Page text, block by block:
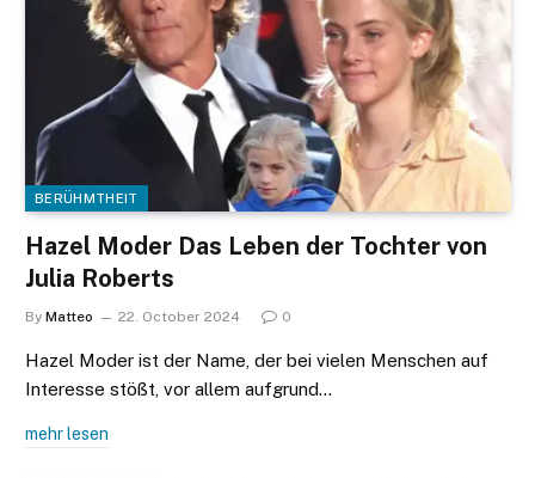
BERÜHMTHEIT
Hazel Moder Das Leben der Tochter von
Julia Roberts
By Matteo 22. October 2024 0
Hazel Moder ist der Name, der bei vielen Menschen auf
Interesse stößt, vor allem aufgrund…
mehr lesen